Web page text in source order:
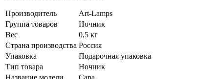
Производитель
Art-Lamps
Группа товаров
Ночник
Вес
0,5 кг
Страна производства Россия
Упаковка
Подарочная упаковка
Тип товара
Ночник
Название модели
Сара